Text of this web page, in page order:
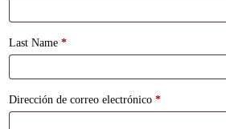
Last Name *
Dirección de correo electrónico *